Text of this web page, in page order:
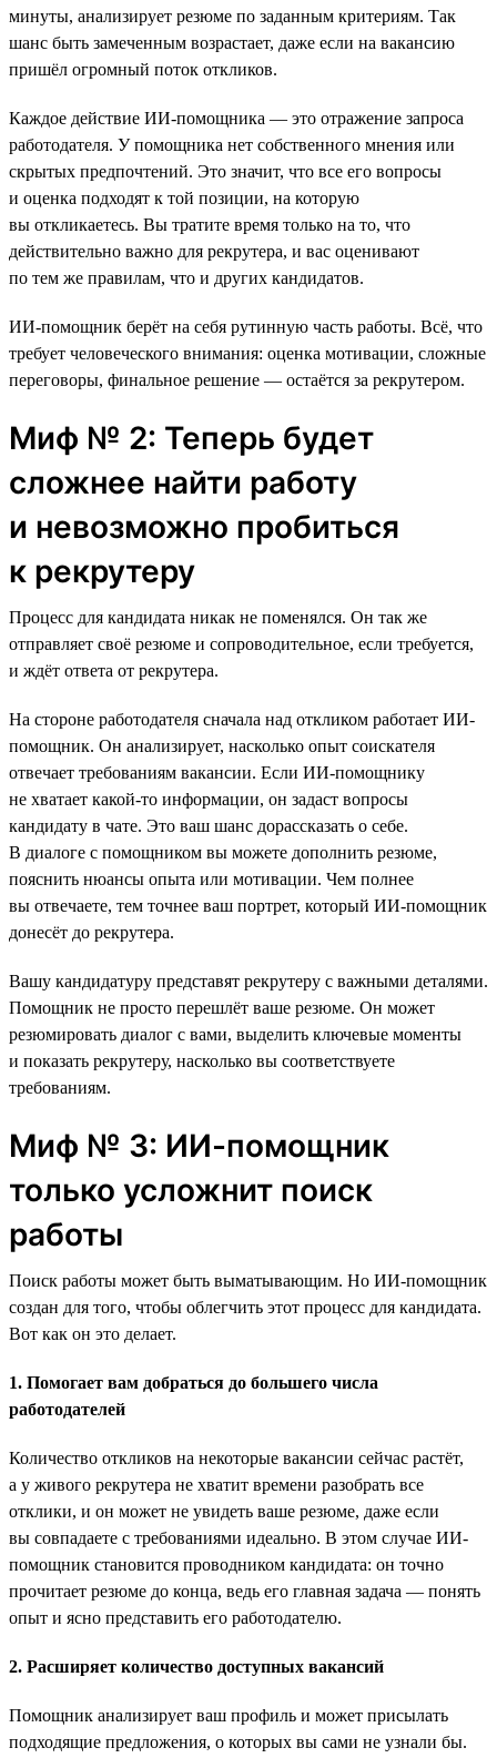
минуты, анализирует резюме по заданным критериям. Так
шанс быть замеченным возрастает, даже если на вакансию
пришёл огромный поток откликов.
Каждое действие ИИ-помощника — это отражение запроса
работодателя. У помощника нет собственного мнения или
скрытых предпочтений. Это значит, что все его вопросы
и оценка подходят к той позиции, на которую
вы откликаетесь. Вы тратите время только на то, что
действительно важно для рекрутера, и вас оценивают
по тем же правилам, что и других кандидатов.
ИИ-помощник берёт на себя рутинную часть работы. Всё, что
требует человеческого внимания: оценка мотивации, сложные
переговоры, финальное решение — остаётся за рекрутером.
Миф № 2: Теперь будет
сложнее найти работу
и невозможно пробиться
к рекрутеру
Процесс для кандидата никак не поменялся. Он так же
отправляет своё резюме и сопроводительное, если требуется,
и ждёт ответа от рекрутера.
На стороне работодателя сначала над откликом работает ИИ-
помощник. Он анализирует, насколько опыт соискателя
отвечает требованиям вакансии. Если ИИ-помощнику
не хватает какой-то информации, он задаст вопросы
кандидату в чате. Это ваш шанс дорассказать о себе.
В диалоге с помощником вы можете дополнить резюме,
пояснить нюансы опыта или мотивации. Чем полнее
вы отвечаете, тем точнее ваш портрет, который ИИ-помощник
донесёт до рекрутера.
Вашу кандидатуру представят рекрутеру с важными деталями.
Помощник не просто перешлёт ваше резюме. Он может
резюмировать диалог с вами, выделить ключевые моменты
и показать рекрутеру, насколько вы соответствуете
требованиям.
Миф № 3: ИИ-помощник
только усложнит поиск
работы
Поиск работы может быть выматывающим. Но ИИ-помощник
создан для того, чтобы облегчить этот процесс для кандидата.
Вот как он это делает.
1. Помогает вам добраться до большего числа
работодателей
Количество откликов на некоторые вакансии сейчас растёт,
а у живого рекрутера не хватит времени разобрать все
отклики, и он может не увидеть ваше резюме, даже если
вы совпадаете с требованиями идеально. В этом случае ИИ-
помощник становится проводником кандидата: он точно
прочитает резюме до конца, ведь его главная задача — понять
опыт и ясно представить его работодателю.
2. Расширяет количество доступных вакансий
Помощник анализирует ваш профиль и может присылать
подходящие предложения, о которых вы сами не узнали бы.